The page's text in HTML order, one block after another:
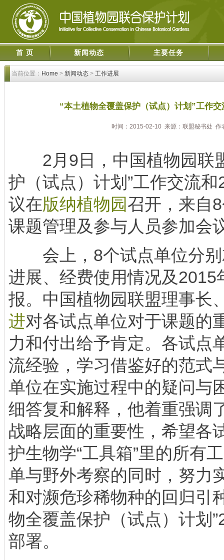
首 页 新闻动态 主要任务
当前位置： Home > 新闻动态 > 工作进展
“本土植物全覆盖保护（试点）计划”工作
时间：2015-02-10 来源：联盟秘书处 作
2月9日，中国植物园联
护（试点）计划”工作交流
议在版纳植物园召开，来自
课题管理及参与人员参加会
会上，8个试点单位分别
进展、经费使用情况及2015
报。中国植物园联盟理事长
进对各试点单位对于课题的
力和付出给予肯定。各试点
流经验，学习借鉴好的范式
单位在实施过程中的疑问与
细答复和解释，他着重强调
战略层面的重要性，希望各
护生物学“工具箱”里的所有
单与野外考察的同时，努力
和对濒危珍稀物种的回归引
物全覆盖保护（试点）计划
部署。